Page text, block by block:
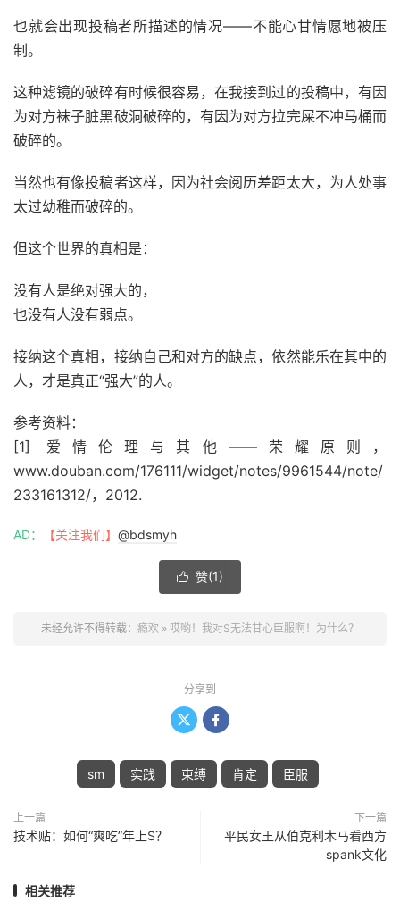
也就会出现投稿者所描述的情况——不能心甘情愿地被压
制。
这种滤镜的破碎有时候很容易，在我接到过的投稿中，有因
为对方袜子脏黑破洞破碎的，有因为对方拉完屎不冲马桶而
破碎的。
当然也有像投稿者这样，因为社会阅历差距太大，为人处事
太过幼稚而破碎的。
但这个世界的真相是：
没有人是绝对强大的，
也没有人没有弱点。
接纳这个真相，接纳自己和对方的缺点，依然能乐在其中的
人，才是真正“强大”的人。
参考资料：
[1] 爱情伦理与其他——荣耀原则，
www.douban.com/176111/widget/notes/9961544/note/
233161312/，2012.
AD： 【关注我们】 @bdsmyh
 赞(1)
未经允许不得转载： 瘾欢 » 哎哟！我对S无法甘心臣服啊！为什么？
分享到
 
sm 实践 束缚 肯定 臣服
上一篇
技术贴：如何“爽吃”年上S？
下一篇
平民女王从伯克利木马看西方
spank文化
相关推荐